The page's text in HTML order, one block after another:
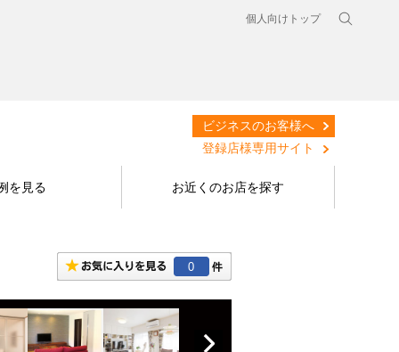
個人向けトップ
ビジネスのお客様へ
登録店様専用サイト
を見る お近くのお店を探す
0